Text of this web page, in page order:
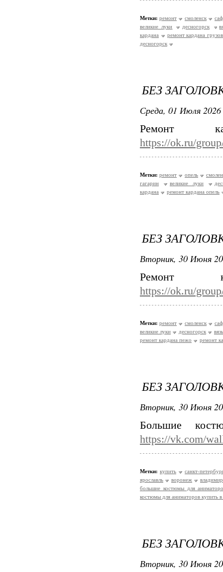
Метки: ремонт смоленск
великие луки
десногорск
кардана
ремонт кардана
десногорск
БЕЗ
Среда, 01 Июля
Ремонт
https://ok.ru/
Метки: ремонт опель
гагарин
великие луки
кардана
ремонт кардана опель
БЕЗ
Вторник, 30 Июня
Ремонт
https://ok.ru/
Метки: ремонт смоленск
великие луки
десногорск
ремонт кардана пежо
ремонт
БЕЗ
Вторник, 30 Июня
Большие
https://vk.com/
Метки: купить
санкт-
ярославль
воронеж
владимир
большие костюмы для
костюмы для аниматоров купить в
БЕЗ
Вторник, 30 Июня